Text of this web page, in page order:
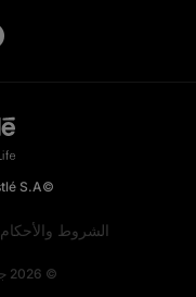
©Reg. Trademark of Nestlé S.A.
الشروط والأحكام
© 2026 جميع الحقوق محفوظة. بورينا.